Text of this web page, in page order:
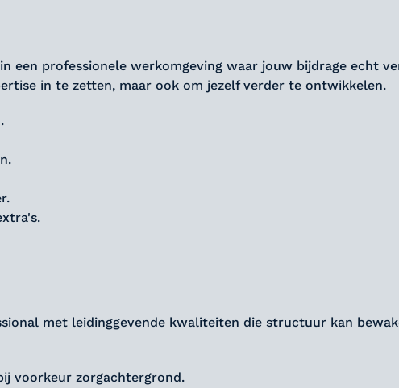
een professionele werkomgeving waar jouw bijdrage echt
in te zetten, maar ook om jezelf verder te ontwikkelen.
met leidinggevende kwaliteiten die structuur kan
voorkeur zorgachtergrond.